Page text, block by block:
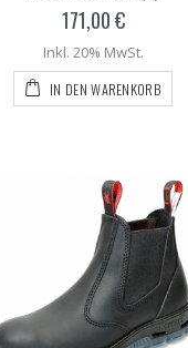
171,00 €
Inkl. 20% MwSt.
IN DEN WARENKORB